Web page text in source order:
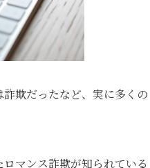
欺だったなど、実に多くの
マンス詐欺が知られている